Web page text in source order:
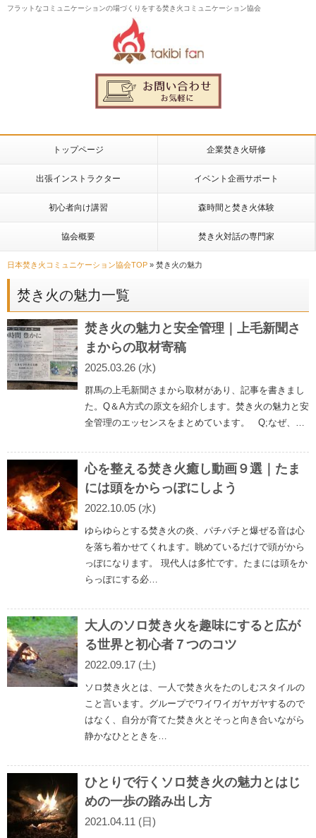
フラットなコミュニケーションの場づくりをする焚き火コミュニケーション協会
トップページ 企業焚き火研修
出張インストラクター イベント企画サポート
初心者向け講習 森時間と焚き火体験
協会概要 焚き火対話の専門家
日本焚き火コミュニケーション協会TOP » 焚き火の魅力
焚き火の魅力一覧
焚き火の魅力と安全管理｜上毛新聞さ
まからの取材寄稿
2025.03.26 (水)
群馬の上毛新聞さまから取材があり、記事を書きまし
た。Q＆A方式の原文を紹介します。焚き火の魅力と安
全管理のエッセンスをまとめています。 Q;なぜ、…
心を整える焚き火癒し動画９選｜たま
には頭をからっぽにしよう
2022.10.05 (水)
ゆらゆらとする焚き火の炎、パチパチと爆ぜる音は心
を落ち着かせてくれます。眺めているだけで頭がから
っぽになります。 現代人は多忙です。たまには頭をか
らっぽにする必…
大人のソロ焚き火を趣味にすると広が
る世界と初心者７つのコツ
2022.09.17 (土)
ソロ焚き火とは、一人で焚き火をたのしむスタイルの
こと言います。グループでワイワイガヤガヤするので
はなく、自分が育てた焚き火とそっと向き合いながら
静かなひとときを…
ひとりで行くソロ焚き火の魅力とはじ
めの一歩の踏み出し方
2021.04.11 (日)